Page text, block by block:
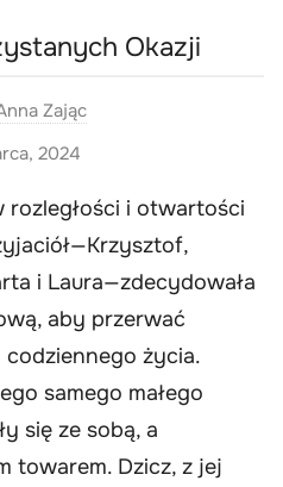
Okazji
Zając
2024
rozległości i otwartości
i Laura—zdecydowała
aby przerwać
życia.
samego małego
się ze sobą, a
towarem. Dzicz, z jej